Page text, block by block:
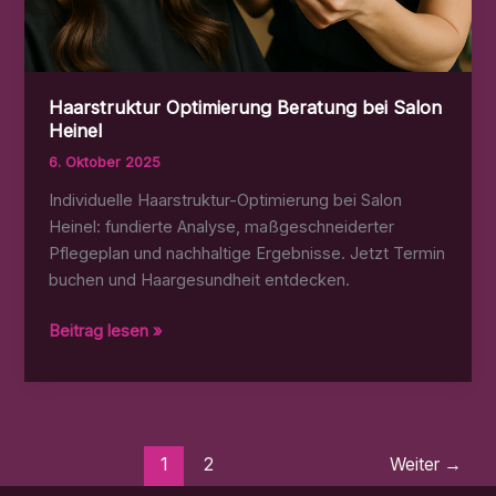
Haarstruktur Optimierung Beratung bei Salon
Heinel
6. Oktober 2025
Individuelle Haarstruktur-Optimierung bei Salon
Heinel: fundierte Analyse, maßgeschneiderter
Pflegeplan und nachhaltige Ergebnisse. Jetzt Termin
buchen und Haargesundheit entdecken.
Haarstruktur
Beratung
Beitrag lesen »
1 2 Weiter →